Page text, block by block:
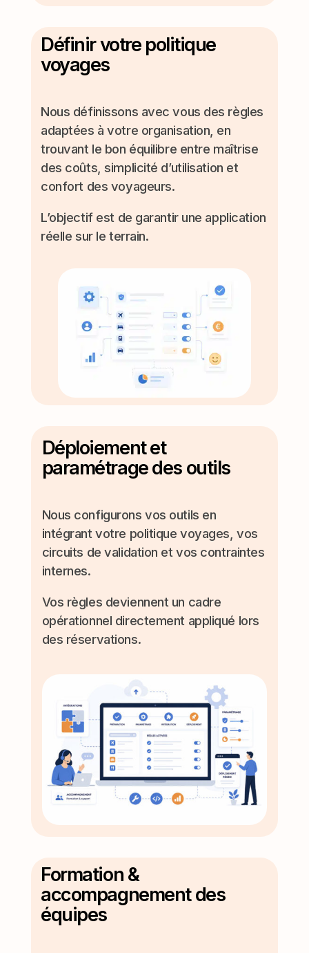
Définir votre politique
voyages
Nous définissons avec vous des règles
adaptées à votre organisation, en
trouvant le bon équilibre entre maîtrise
des coûts, simplicité d’utilisation et
confort des voyageurs.
L’objectif est de garantir une application
réelle sur le terrain.
Déploiement et
paramétrage des outils
Nous configurons vos outils en
intégrant votre politique voyages, vos
circuits de validation et vos contraintes
internes.
Vos règles deviennent un cadre
opérationnel directement appliqué lors
des réservations.
Formation &
accompagnement des
équipes